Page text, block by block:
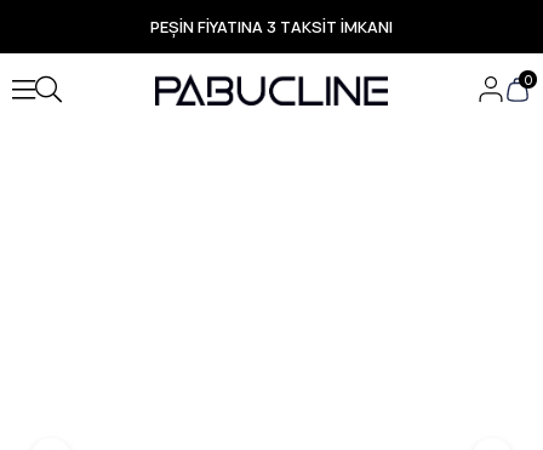
PEŞİN FİYATINA 3 TAKSİT İMKANI
TÜM ÜRÜNLERDE ÜCRETSİZ KARGO
Yeni Sezon Ürünlerde Özel Fırsatlar
Seçili Ürünlerde Hızlı Teslimat
0